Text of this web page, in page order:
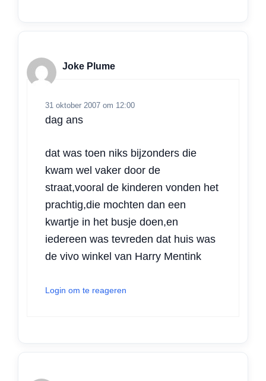
Joke Plume
31 oktober 2007 om 12:00
dag ans
dat was toen niks bijzonders die
kwam wel vaker door de
straat,vooral de kinderen vonden het
prachtig,die mochten dan een
kwartje in het busje doen,en
iedereen was tevreden dat huis was
de vivo winkel van Harry Mentink
Login om te reageren